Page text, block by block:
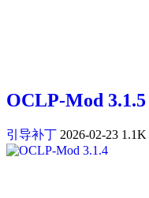
OCLP-Mod 3.1.5
引导补丁 2026-02-23 1.1K